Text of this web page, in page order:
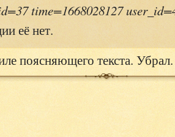
time=1668028127
её нет.
поясняющего текста. Убрал.